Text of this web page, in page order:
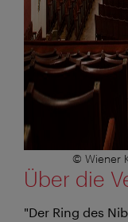
© Wiener
Über die
"Der Ring des